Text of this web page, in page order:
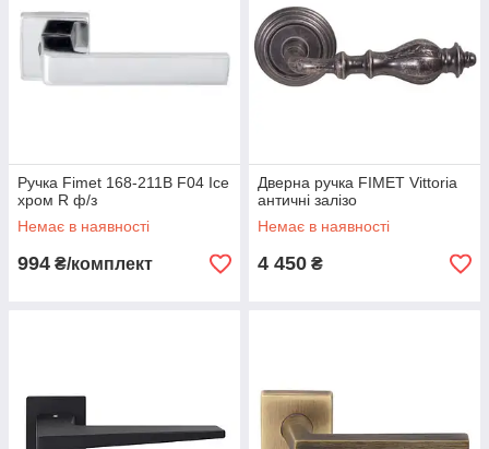
Ручка Fimet 168-211В F04 Ice
хром R ф/з
Немає в наявності
994 ₴/комплект
Дверна ручка FIMET Vittoria
античні залізо
Немає в наявності
4 450 ₴